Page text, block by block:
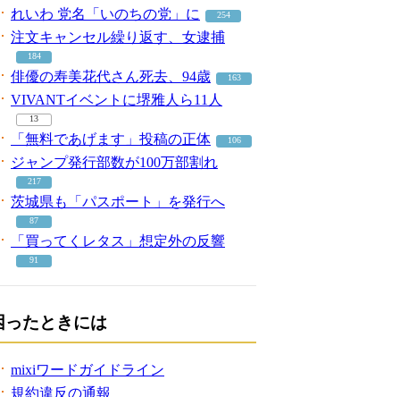
れいわ 党名「いのちの党」に 254
注文キャンセル繰り返す、女逮捕
184
俳優の寿美花代さん死去、94歳 163
VIVANTイベントに堺雅人ら11人
13
「無料であげます」投稿の正体 106
ジャンプ発行部数が100万部割れ
217
茨城県も「パスポート」を発行へ
87
「買ってくレタス」想定外の反響
91
ったときには
mixiワードガイドライン
規約違反の通報